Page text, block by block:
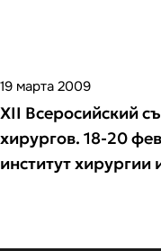
19 марта 2009
XII Всеросийский
хирургов. 18-20
институт